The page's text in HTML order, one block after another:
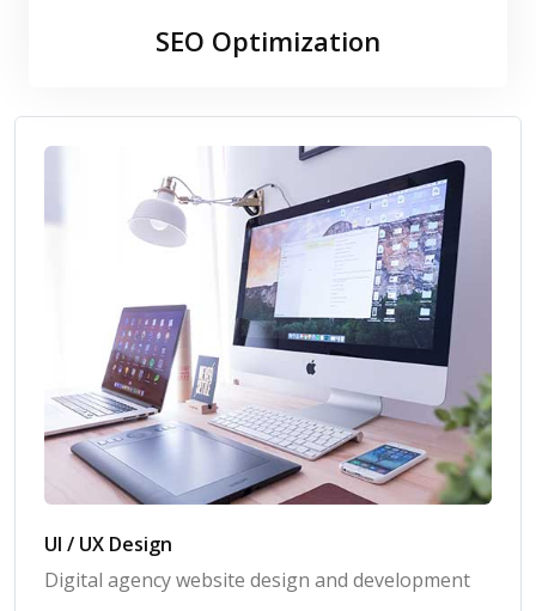
SEO Optimization
UI / UX Design
Digital agency website design and development